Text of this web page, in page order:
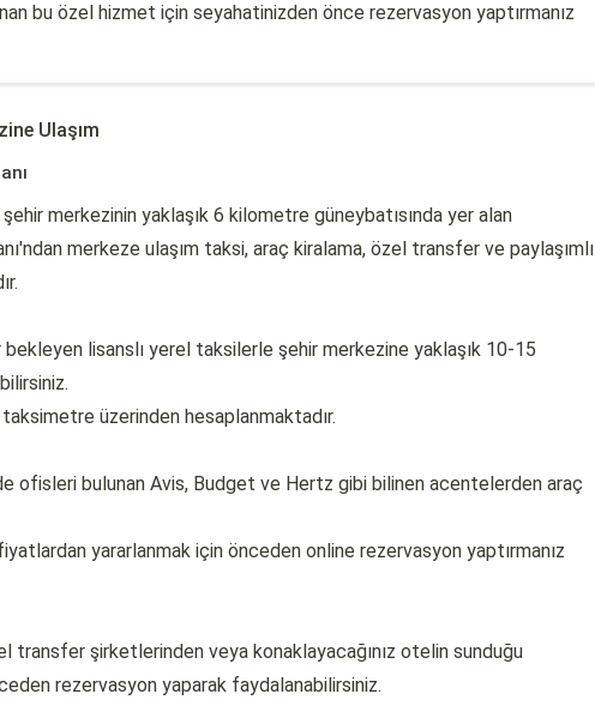
bu özel hizmet için seyahatinizden önce rezervasyon yaptırmanız
Ulaşım
merkezinin yaklaşık 6 kilometre güneybatısında yer alan
merkeze ulaşım taksi, araç kiralama, özel transfer ve paylaşımlı
bekleyen lisanslı yerel taksilerle şehir merkezine yaklaşık 10-15
üzerinden hesaplanmaktadır.
ofisleri bulunan Avis, Budget ve Hertz gibi bilinen acentelerden araç
yararlanmak için önceden online rezervasyon yaptırmanız
transfer şirketlerinden veya konaklayacağınız otelin sunduğu
rezervasyon yaparak faydalanabilirsiniz.